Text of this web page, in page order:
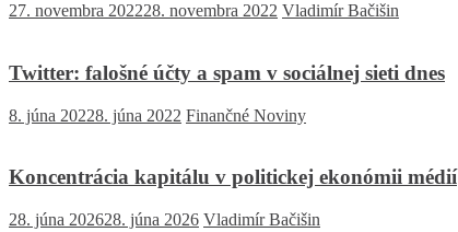
27. novembra 202228. novembra 2022 Vladimír Bačišin
Twitter: falošné účty a spam v sociálnej sieti dnes
8. júna 20228. júna 2022 Finančné Noviny
Koncentrácia kapitálu v politickej ekonómii médií
28. júna 202628. júna 2026 Vladimír Bačišin